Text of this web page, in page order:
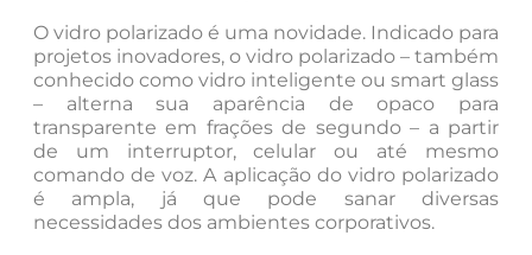
O vidro polarizado é uma novidade. Indicado para
projetos inovadores, o vidro polarizado – também
conhecido como vidro inteligente ou smart glass
– alterna sua aparência de opaco para
transparente em frações de segundo – a partir
de um interruptor, celular ou até mesmo
comando de voz. A aplicação do vidro polarizado
é ampla, já que pode sanar diversas
necessidades dos ambientes corporativos.